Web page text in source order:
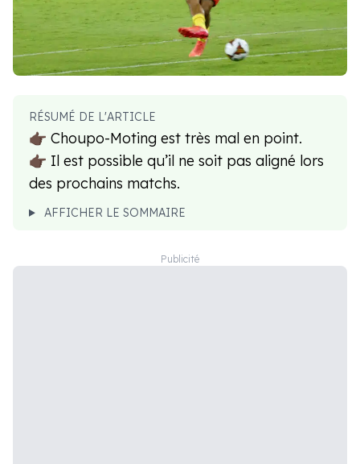
RÉSUMÉ DE L'ARTICLE
👉🏿 Choupo-Moting est très mal en point.
👉🏿 Il est possible qu’il ne soit pas aligné lors
des prochains matchs.
AFFICHER LE SOMMAIRE